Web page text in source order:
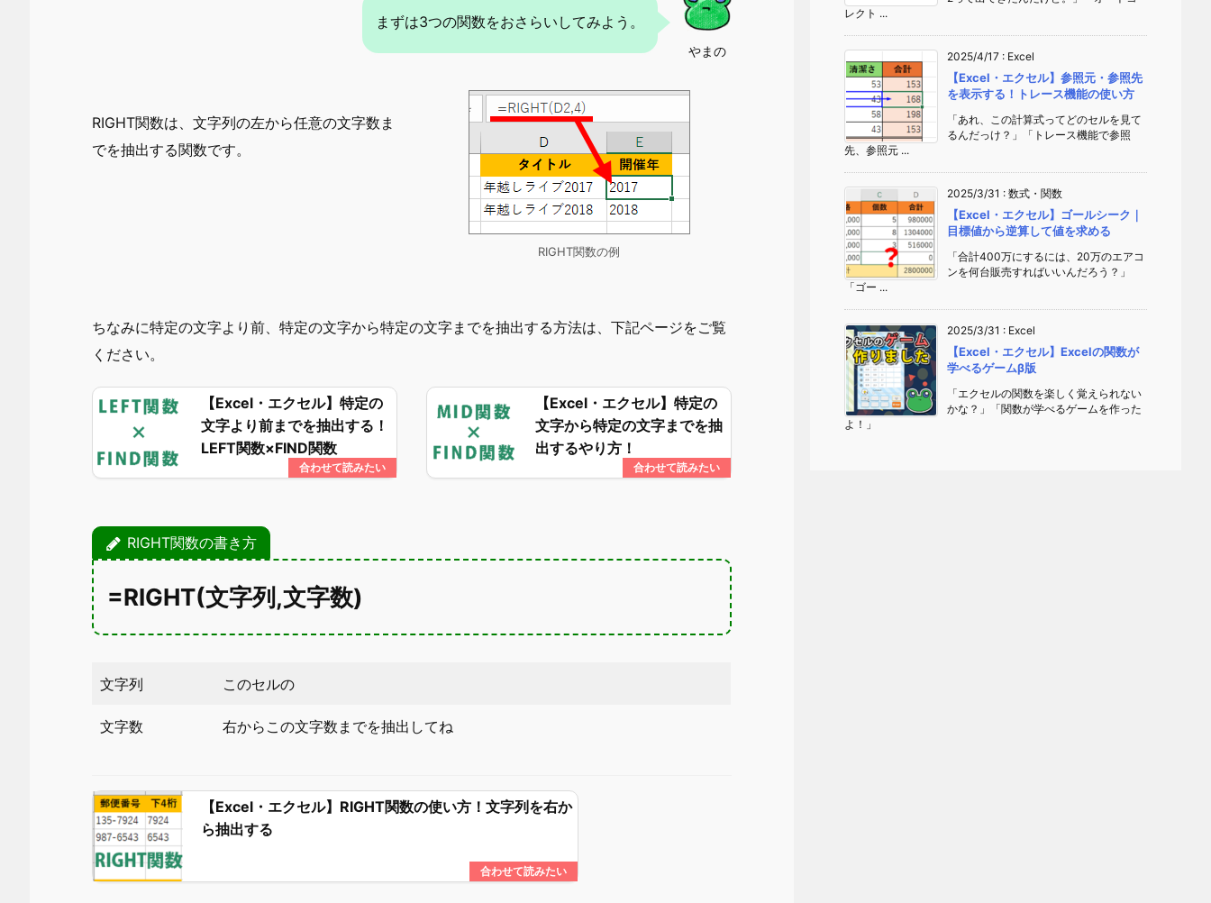
やまの
まずは3つの関数をおさらいしてみよう。
RIGHT関数は、文字列の左から任意の文字数ま
でを抽出する関数です。
RIGHT関数の例
ちなみに特定の文字より前、特定の文字から特定の文字までを抽出する方法は、下記ページをご覧
ください。
【Excel・エクセル】特定の
文字より前までを抽出する！
LEFT関数×FIND関数
【Excel・エクセル】特定の
文字から特定の文字までを抽
出するやり方！
RIGHT関数の書き方
=RIGHT(文字列,文字数)
文字列 このセルの
文字数 右からこの文字数までを抽出してね
【Excel・エクセル】RIGHT関数の使い方！文字列を右か
ら抽出する
レクト ...
2025/4/17 : Excel
【Excel・エクセル】参照元・参照先
を表示する！トレース機能の使い方
「あれ、この計算式ってどのセルを見て
るんだっけ？」「トレース機能で参照
先、参照元 ...
2025/3/31 : 数式・関数
【Excel・エクセル】ゴールシーク｜
目標値から逆算して値を求める
「合計400万にするには、20万のエアコ
ンを何台販売すればいいんだろう？」
「ゴー ...
2025/3/31 : Excel
【Excel・エクセル】Excelの関数が
学べるゲームβ版
「エクセルの関数を楽しく覚えられない
かな？」「関数が学べるゲームを作った
よ！」